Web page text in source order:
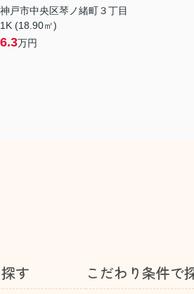
神戸市中央区琴ノ緒町３丁目
1K (18.90㎡)
6.3万円
す こだわり条件で